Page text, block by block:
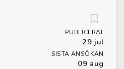
PUBLICERAT
29 jul
SISTA ANSÖKAN
09 aug